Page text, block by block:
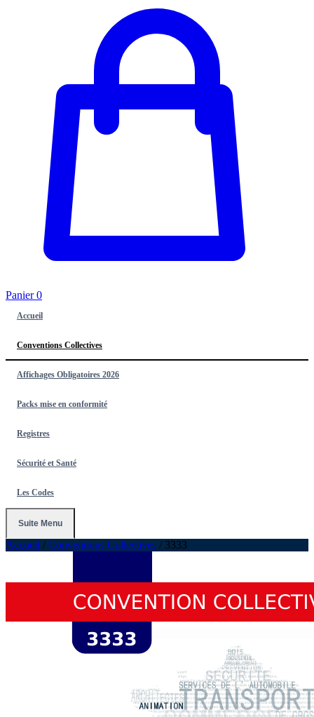
Panier0
Accueil
Conventions Collectives
Affichages Obligatoires 2026
Packs mise en conformité
Registres
Sécurité et Santé
Les Codes
Suite Menu
Accueil / Conventions Collectives / 3333